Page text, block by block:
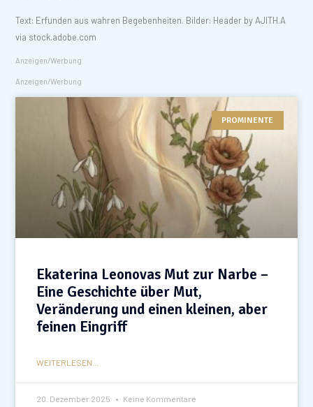
Text: Erfunden aus wahren Begebenheiten. Bilder: Header by AJITH.A
via stock.adobe.com
Anzeigen/Werbung
Anzeigen/Werbung
PROMINENTE
Ekaterina Leonovas Mut zur Narbe –
Eine Geschichte über Mut,
Veränderung und einen kleinen, aber
feinen Eingriff
WEITERLESEN...
20. Dezember 2025 Keine Kommentare